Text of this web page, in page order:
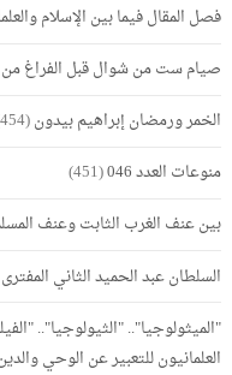
فصل المقال فيما بين الإسلام
صيام ست من شوال قبل الفراغ
الخمر ورمضان إبراهيم بيدون(454)
منوعات العدد 046
(451)
بين عنف الغرب الثابت وعنف
السلطان عبد الحميد الثاني
"الميثولوجيا".. "الثيولوجيا"..
العلمانيون للتعبير عن الوحي